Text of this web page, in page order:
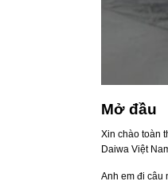
Mở đầu
Xin chào toàn
Daiwa Việt
Anh em đi câu